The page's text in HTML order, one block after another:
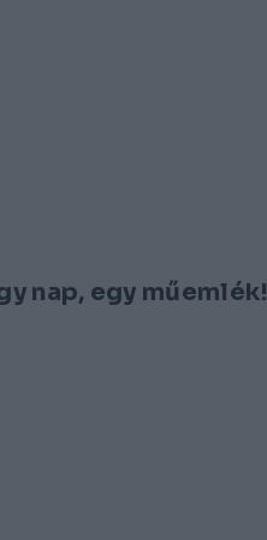
nap, egy műemlék!